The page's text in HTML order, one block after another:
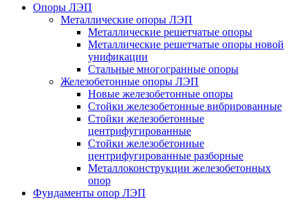
Опоры ЛЭП
Металлические опоры ЛЭП
Металлические решетчатые опоры
Металлические решетчатые опоры новой
унификации
Стальные многогранные опоры
Железобетонные опоры ЛЭП
Новые железобетонные опоры
Стойки железобетонные вибрированные
Стойки железобетонные
центрифугированные
Стойки железобетонные
центрифугированные разборные
Металлоконструкции железобетонных
опор
Фундаменты опор ЛЭП